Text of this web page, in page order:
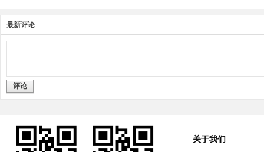
最新评论
评论
关于我们